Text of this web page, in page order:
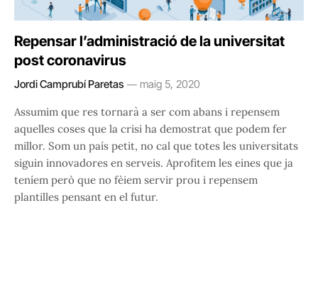
Repensar l’administració de la universitat
post coronavirus
Jordi Camprubí Paretas maig 5, 2020
Assumim que res tornarà a ser com abans i repensem
aquelles coses que la crisi ha demostrat que podem fer
millor. Som un país petit, no cal que totes les universitats
siguin innovadores en serveis. Aprofitem les eines que ja
teníem però que no fèiem servir prou i repensem
plantilles pensant en el futur.